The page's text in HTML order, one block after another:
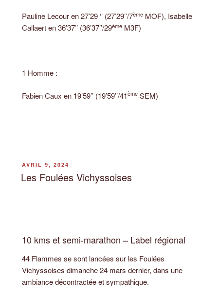
Pauline Lecour en 27’29 ‘’ (27’29’’/7ème MOF), Isabelle
Callaert en 36’37’’ (36’37’’/29ème M3F)
1 Homme :
Fabien Caux en 19’59’’ (19’59’’/41ème SEM)
PUBLIÉ
LE
AVRIL 9, 2024
Les Foulées Vichyssoises
10 kms et semi-marathon – Label régional
44 Flammes se sont lancées sur les Foulées
Vichyssoises dimanche 24 mars dernier, dans une
ambiance décontractée et sympathique.